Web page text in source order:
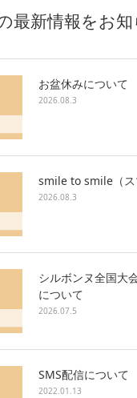
最新情報をお知
お盆休みについて
2026.08.3
smile to smile（
2026.08.3
シルボンヌ全国大
について
2026.07.5
SMS配信について
2022.01.13